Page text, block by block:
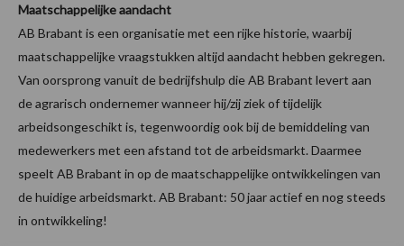
Maatschappelijke aandacht
AB Brabant is een organisatie met een rijke historie, waarbij
maatschappelijke vraagstukken altijd aandacht hebben gekregen.
Van oorsprong vanuit de bedrijfshulp die AB Brabant levert aan
de agrarisch ondernemer wanneer hij/zij ziek of tijdelijk
arbeidsongeschikt is, tegenwoordig ook bij de bemiddeling van
medewerkers met een afstand tot de arbeidsmarkt. Daarmee
speelt AB Brabant in op de maatschappelijke ontwikkelingen van
de huidige arbeidsmarkt. AB Brabant: 50 jaar actief en nog steeds
in ontwikkeling!